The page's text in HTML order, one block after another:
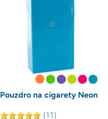
Pouzdro na cigarety Neon
(11)